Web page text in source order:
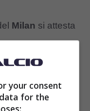
Milan si attesta
contratto che
società
e cercare di
fine dell’anno. I
your consent
for the